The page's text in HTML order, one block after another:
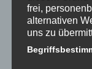
weiterlesen
admin Juli 7,
frei,
alternativen
uns zu